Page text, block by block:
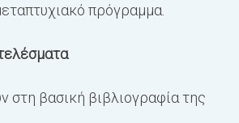
πρόγραμμα.
στη βασική βιβλιογραφία της